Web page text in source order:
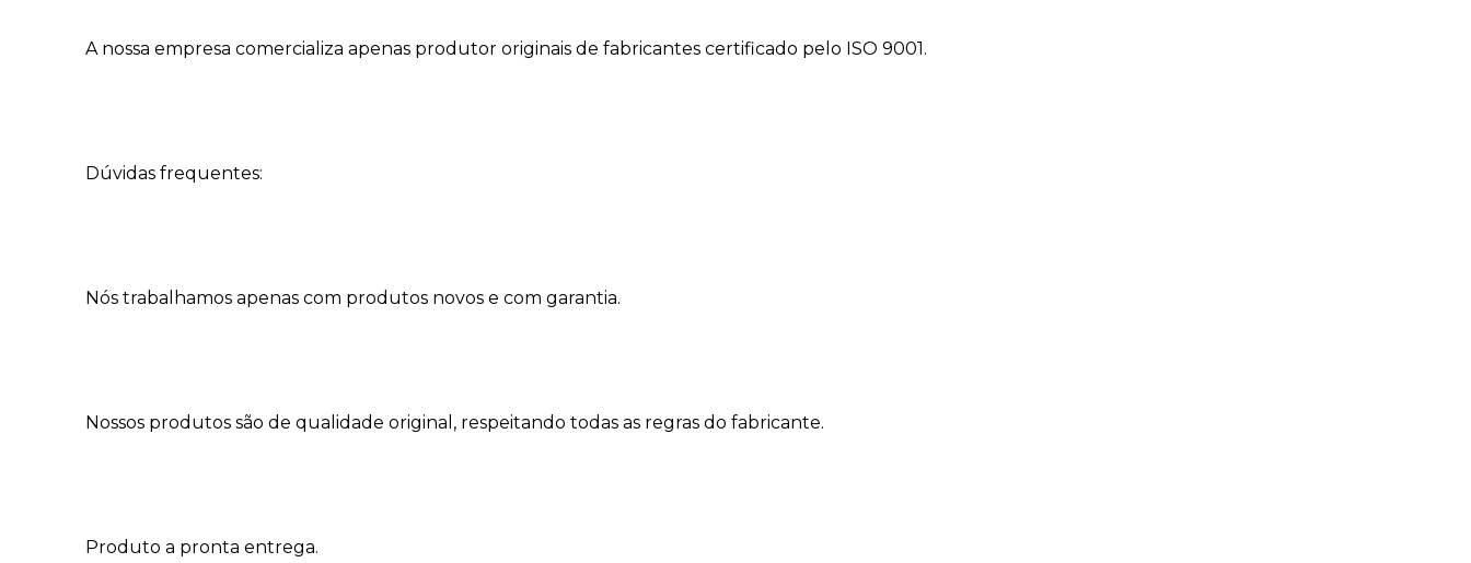
A nossa empresa comercializa apenas produtor originais de fabricantes certificado pelo ISO 9001.
Dúvidas frequentes:
Nós trabalhamos apenas com produtos novos e com garantia.
Nossos produtos são de qualidade original, respeitando todas as regras do fabricante.
Produto a pronta entrega.